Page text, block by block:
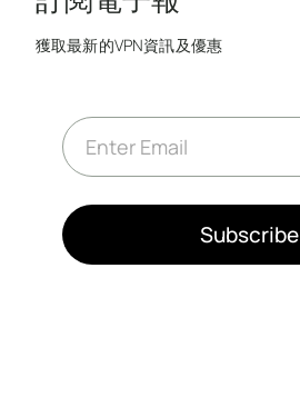
獲取最新的VPN資訊及優惠
E
m
a
*
Subscribe